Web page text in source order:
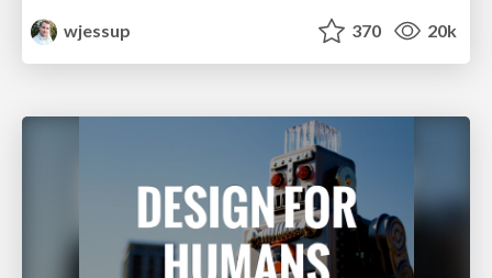
wjessup
370 20k